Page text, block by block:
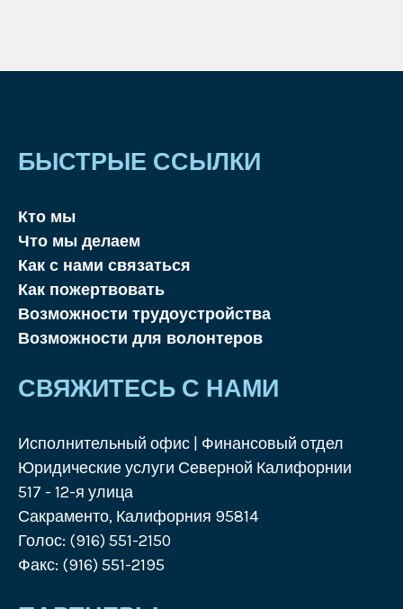
БЫСТРЫЕ ССЫЛКИ
Кто мы
Что мы делаем
Как с нами связаться
Как пожертвовать
Возможности трудоустройства
Возможности для волонтеров
СВЯЖИТЕСЬ С НАМИ
Исполнительный офис | Финансовый отдел
Юридические услуги Северной Калифорнии
517 - 12-я улица
Сакраменто, Калифорния 95814
Голос: (916) 551-2150
Факс: (916) 551-2195